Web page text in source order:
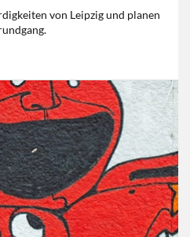
von Leipzig und planen